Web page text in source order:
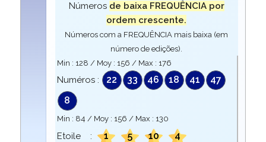
Números de baixa FREQUÊNCIA por
ordem crescente.
Números com a FREQUÊNCIA mais baixa (em
número de edições).
Min : 128 / Moy : 156 / Max : 176
Numéros : 22 33 46 18 41
47
8
Min : 84 / Moy : 156 / Max : 130
Etoile : 1 5 10 4